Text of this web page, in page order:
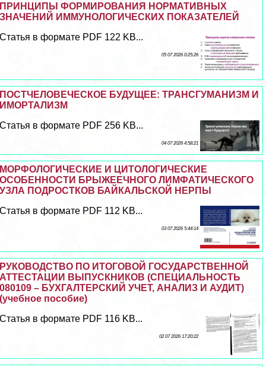
ПРИНЦИПЫ ФОРМИРОВАНИЯ НОРМАТИВНЫХ
ЗНАЧЕНИЙ ИММУНОЛОГИЧЕСКИХ ПОКАЗАТЕЛЕЙ
Статья в формате PDF 122 KB...
05 07 2026 0:25:26
ПОСТЧЕЛОВЕЧЕСКОЕ БУДУЩЕЕ: ТРАНСГУМАНИЗМ И
ИМОРТАЛИЗМ
Статья в формате PDF 256 KB...
04 07 2026 4:58:21
МОРФОЛОГИЧЕСКИЕ И ЦИТОЛОГИЧЕСКИЕ
ОСОБЕННОСТИ БРЫЖЕЕЧНОГО ЛИМФАТИЧЕСКОГО
УЗЛА ПОДРОСТКОВ БАЙКАЛЬСКОЙ НЕРПЫ
Статья в формате PDF 112 KB...
03 07 2026 5:44:14
РУКОВОДСТВО ПО ИТОГОВОЙ ГОСУДАРСТВЕННОЙ
АТТЕСТАЦИИ ВЫПУСКНИКОВ (СПЕЦИАЛЬНОСТЬ
080109 – БУХГАЛТЕРСКИЙ УЧЕТ, АНАЛИЗ И АУДИТ)
(учебное пособие)
Статья в формате PDF 116 KB...
02 07 2026 17:20:22